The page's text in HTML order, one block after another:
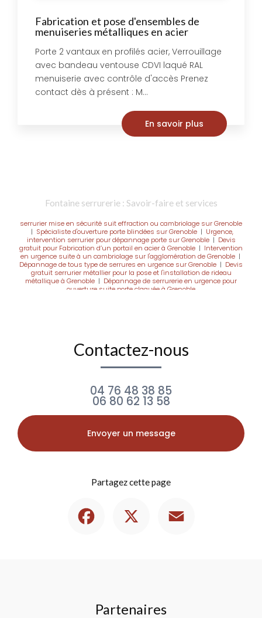
Fabrication et pose d'ensembles de
menuiseries métalliques en acier
Porte 2 vantaux en profilés acier, Verrouillage
avec bandeau ventouse CDVI laqué RAL
menuiserie avec contrôle d'accès Prenez
contact dès à présent : M...
En savoir plus
Fontaine serrurerie : Savoir-faire et services
serrurier mise en sécurité suit effraction ou cambriolage sur Grenoble
| Spécialiste d'ouverture porte blindées sur Grenoble| Urgence,
intervention serrurier pour dépannage porte sur Grenoble| Devis
gratuit pour Fabrication d’un portail en acier à Grenoble | Intervention
en urgence suite à un cambriolage sur l'agglomération de Grenoble|
Dépannage de tous type de serrures en urgence sur Grenoble | Devis
gratuit serrurier métallier pour la pose et l'installation de rideau
métallique à Grenoble | Dépannage de serrurerie en urgence pour
ouverture suite porte claquée à Grenoble
Contactez-nous
04 76 48 38 85
06 80 62 13 58
Envoyer un message
Partagez cette page
Partenaires